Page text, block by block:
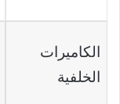
الكاميرات
الخلفية